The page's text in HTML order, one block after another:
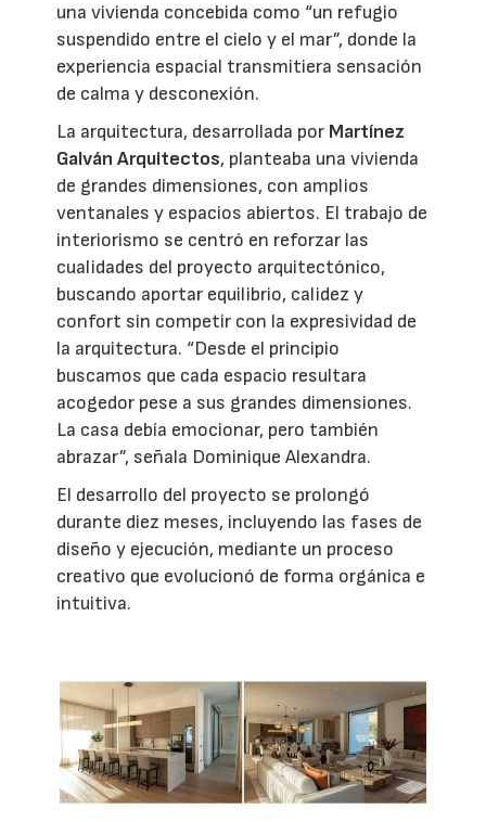
una vivienda concebida como “un refugio
suspendido entre el cielo y el mar”, donde la
experiencia espacial transmitiera sensación
de calma y desconexión.
La arquitectura, desarrollada por Martínez
Galván Arquitectos, planteaba una vivienda
de grandes dimensiones, con amplios
ventanales y espacios abiertos. El trabajo de
interiorismo se centró en reforzar las
cualidades del proyecto arquitectónico,
buscando aportar equilibrio, calidez y
confort sin competir con la expresividad de
la arquitectura. “Desde el principio
buscamos que cada espacio resultara
acogedor pese a sus grandes dimensiones.
La casa debía emocionar, pero también
abrazar”, señala Dominique Alexandra.
El desarrollo del proyecto se prolongó
durante diez meses, incluyendo las fases de
diseño y ejecución, mediante un proceso
creativo que evolucionó de forma orgánica e
intuitiva.